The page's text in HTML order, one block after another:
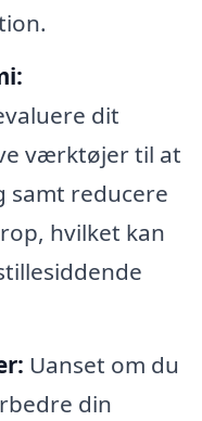
dit
værktøjer til at
samt reducere
hvilket kan
Uanset om du
din